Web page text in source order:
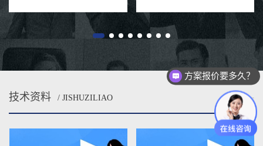
技术资料 / JISHUZILIAO MORE
方案报价要多久？